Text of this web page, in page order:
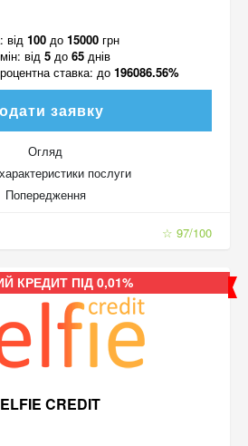
від 100 до 15000 грн
від 5до 65днів
ставка: до 196086.56%
заявку
Огляд
характеристики послуги
Попередження
☆ 97/100
КРЕДИТ ПІД 0,01%
CREDIT